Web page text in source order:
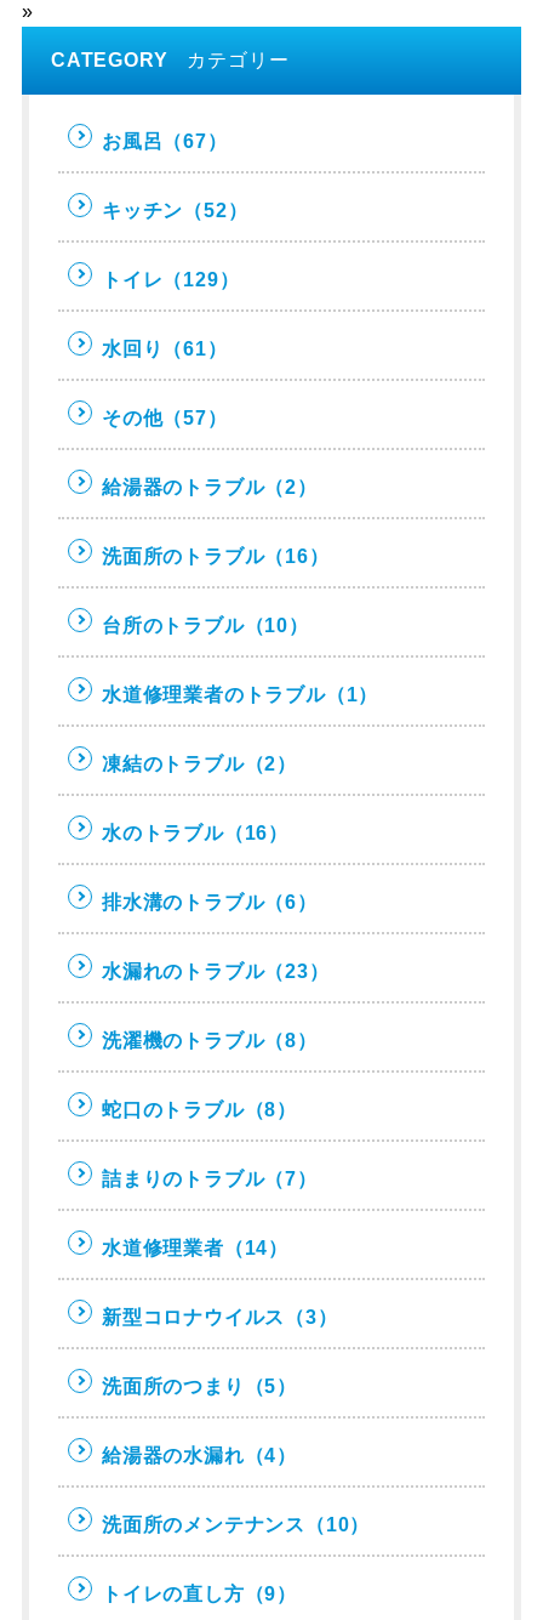
»
CATEGORY カテゴリー
お風呂 （67）
キッチン （52）
トイレ （129）
水回り （61）
その他（57）
給湯器のトラブル（2）
洗面所のトラブル（16）
台所のトラブル（10）
水道修理業者のトラブル（1）
凍結のトラブル（2）
水のトラブル（16）
排水溝のトラブル（6）
水漏れのトラブル（23）
洗濯機のトラブル（8）
蛇口のトラブル（8）
詰まりのトラブル（7）
水道修理業者 （14）
新型コロナウイルス （3）
洗面所のつまり （5）
給湯器の水漏れ （4）
洗面所のメンテナンス （10）
トイレの直し方 （9）